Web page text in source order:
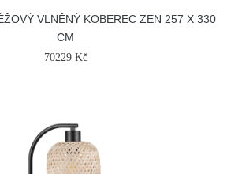
VLNĚNÝ KOBEREC ZEN 257 X 330
CM
70229 Kč